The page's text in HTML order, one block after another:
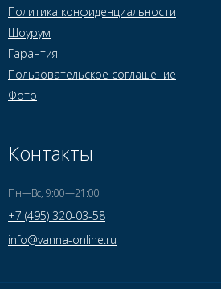
Политика конфиденциальности
Шоурум
Гарантия
Пользовательское соглашение
Фото
Контакты
Пн—Вс, 9:00—21:00
+7 (495) 320-03-58
info@vanna-online.ru